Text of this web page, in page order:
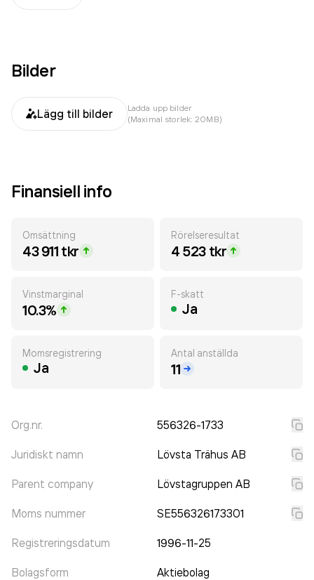
Bilder
Lägg till bilder
Ladda upp bilder
(Maximal storlek: 20MB)
Finansiell info
Omsättning
43 911 tkr
Rörelseresultat
4 523 tkr
Vinstmarginal
10.3%
F-skatt
Ja
Momsregistrering
Ja
Antal anställda
11
Org.nr. 556326-1733
Juridiskt namn Lövsta Trähus AB
Parent company Lövstagruppen AB
Moms nummer SE556326173301
Registreringsdatum 1996-11-25
Bolagsform Aktiebolag